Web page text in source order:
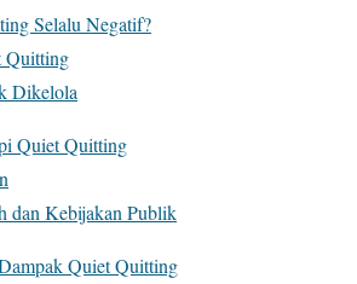
Selalu Negatif?
Quitting
Dikelola
Quiet Quitting
dan Kebijakan Publik
Quiet Quitting